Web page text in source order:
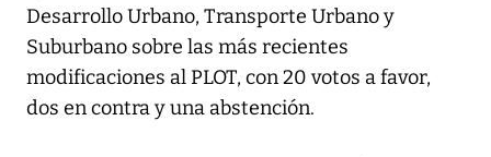
Desarrollo Urbano, Transporte Urbano y
Suburbano sobre las más recientes
modificaciones al PLOT, con 20 votos a favor,
dos en contra y una abstención.